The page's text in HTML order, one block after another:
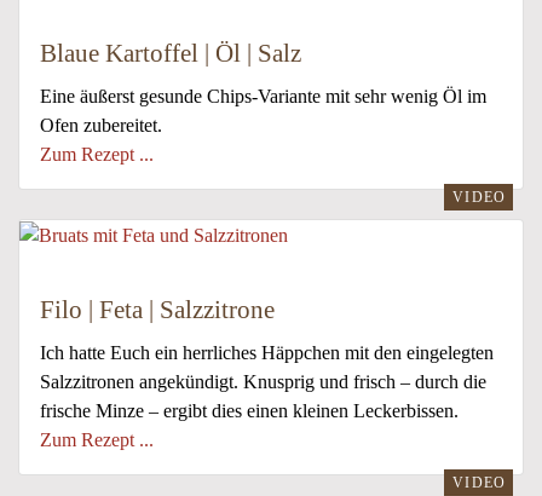
Blaue Kartoffel | Öl | Salz
Eine äußerst gesunde Chips-Variante mit sehr wenig Öl im
Ofen zubereitet.
Zum Rezept ...
VIDEO
Filo | Feta | Salzzitrone
Ich hatte Euch ein herrliches Häppchen mit den eingelegten
Salzzitronen angekündigt. Knusprig und frisch – durch die
frische Minze – ergibt dies einen kleinen Leckerbissen.
Zum Rezept ...
VIDEO